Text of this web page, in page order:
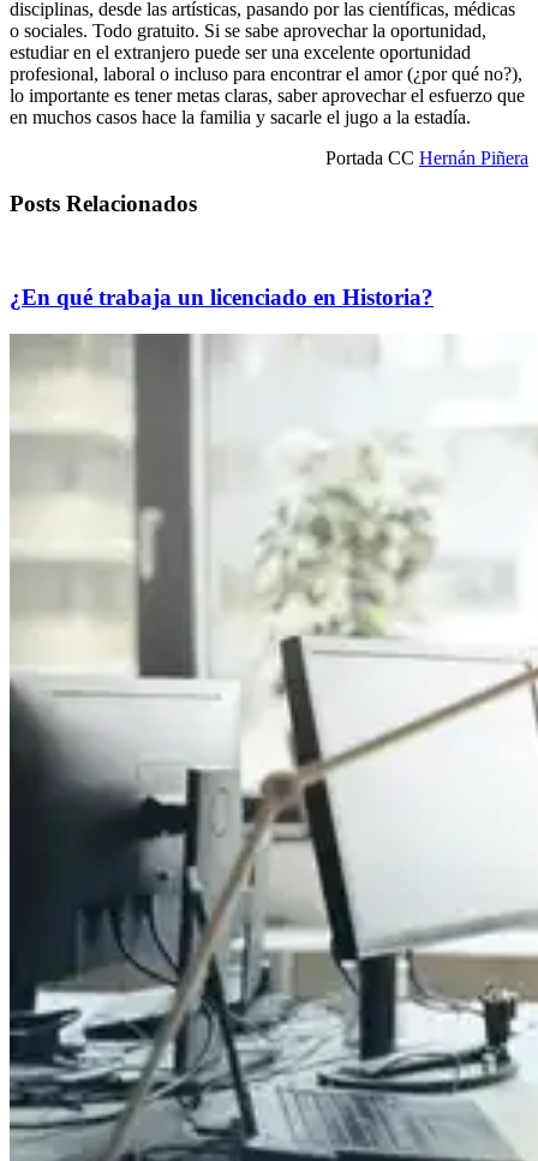
disciplinas, desde las artísticas, pasando por las científicas, médicas
o sociales. Todo gratuito. Si se sabe aprovechar la oportunidad,
estudiar en el extranjero puede ser una excelente oportunidad
profesional, laboral o incluso para encontrar el amor (¿por qué no?),
lo importante es tener metas claras, saber aprovechar el esfuerzo que
en muchos casos hace la familia y sacarle el jugo a la estadía.
Portada CC Hernán Piñera
Posts Relacionados
¿En qué trabaja un licenciado en Historia?